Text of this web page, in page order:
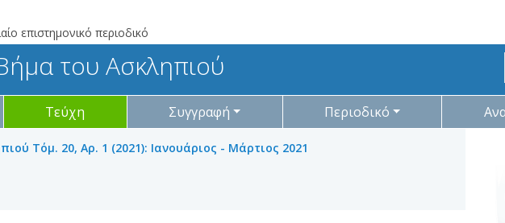
επιστημονικό περιοδικό
του Ασκληπιού
Τεύχη Συγγραφή Περιοδικό
Τόμ. 20, Αρ. 1 (2021): Ιανουάριος - Μάρτιος 2021